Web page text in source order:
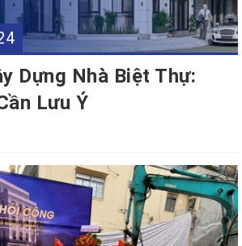
Dựng Nhà Biệt Thự:
Lưu Ý